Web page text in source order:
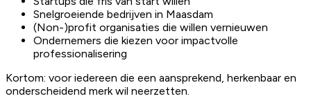
Snelgroeiende bedrijven in Maasdam
(Non-)profit organisaties die willen vernieuwen
Ondernemers die kiezen voor impactvolle
professionalisering
Kortom: voor iedereen die een aansprekend, herkenbaar en
onderscheidend merk wil neerzetten.